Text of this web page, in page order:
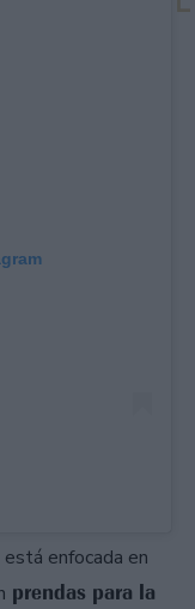
está enfocada en
prendas para la